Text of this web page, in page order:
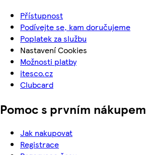
Přístupnost
Podívejte se, kam doručujeme
Poplatek za službu
Nastavení Cookies
Možnosti platby
itesco.cz
Clubcard
Pomoc s prvním nákupem
Jak nakupovat
Registrace